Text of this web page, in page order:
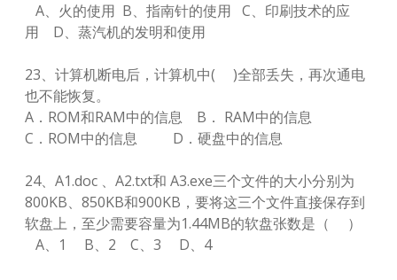
A、火的使用 B、指南针的使用 C、印刷技术的应
用 D、蒸汽机的发明和使用
23、计算机断电后，计算机中( )全部丢失，再次通电
也不能恢复。
A．ROM和RAM中的信息 B． RAM中的信息
C．ROM中的信息 D．硬盘中的信息
24、A1.doc 、A2.txt和 A3.exe三个文件的大小分别为
800KB、850KB和900KB，要将这三个文件直接保存到
软盘上，至少需要容量为1.44MB的软盘张数是（ ）
A、1 B、2 C、3 D、4